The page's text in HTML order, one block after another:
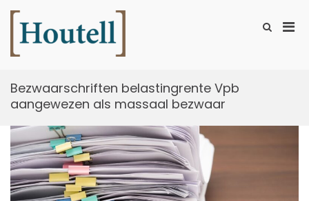
naar
inhoud
Toon
Bezwaarschriften belastingrente Vpb
aangewezen als massaal bezwaar